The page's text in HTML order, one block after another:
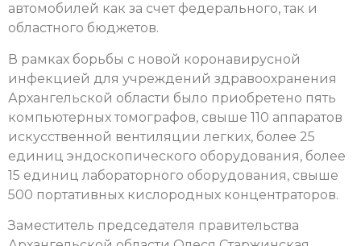
автомобилей как за счет федерального, так и
областного бюджетов.
В рамках борьбы с новой коронавирусной
инфекцией для учреждений здравоохранения
Архангельской области было приобретено пять
компьютерных томографов, свыше 110 аппаратов
искусственной вентиляции легких, более 25
единиц эндоскопического оборудования, более
15 единиц лабораторного оборудования, свыше
500 портативных кислородных концентраторов.
Заместитель председателя правительства